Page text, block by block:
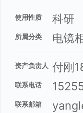
使用性质 科研
所属分类 电镜
资产负责人 付刚
联系电话
联系邮箱